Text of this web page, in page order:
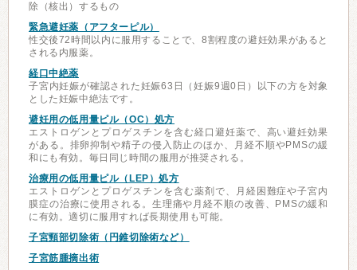
除（核出）するもの
緊急避妊薬（アフターピル）
性交後72時間以内に服用することで、8割程度の避妊効果があると
される内服薬。
経口中絶薬
子宮内妊娠が確認された妊娠63日（妊娠9週0日）以下の方を対象
とした妊娠中絶法です。
避妊用の低用量ピル（OC）処方
エストロゲンとプロゲスチンを含む経口避妊薬で、高い避妊効果
がある。排卵抑制や精子の侵入防止のほか、月経不順やPMSの緩
和にも有効。毎日同じ時間の服用が推奨される。
治療用の低用量ピル（LEP）処方
エストロゲンとプロゲスチンを含む薬剤で、月経困難症や子宮内
膜症の治療に使用される。生理痛や月経不順の改善、PMSの緩和
に有効。適切に服用すれば長期使用も可能。
子宮頸部切除術（円錐切除術など）
子宮筋腫摘出術